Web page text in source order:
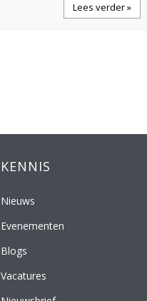
Lees verder »
KENNIS
Nieuws
Evenementen
Blogs
Vacatures